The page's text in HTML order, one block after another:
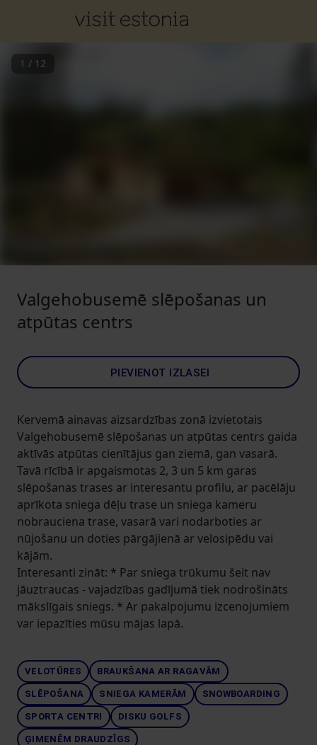
1 / 12
Valgehobusemē slēpošanas un
atpūtas centrs
PIEVIENOT IZLASEI
Kervemā ainavas aizsardzības zonā izvietotais
Valgehobusemē slēpošanas un atpūtas centrs gaida
aktīvās atpūtas cienītājus gan ziemā, gan vasarā.
Tavā rīcībā ir apgaismotas 2, 3 un 5 km garas
slēpošanas trases ar interesantu profilu, ar pacēlāju
aprīkota sniega dēļu trase un sniega kameru
nobrauciena trase, vasarā vari nodarboties ar
nūjošanu un doties pārgājienā ar velosipēdu vai
kājām.
Interesanti zināt: * Par sniega trūkumu šeit nav
jāuztraucas - vajadzības gadījumā tiek nodrošināts
mākslīgais sniegs. * Ar pakalpojumu izcenojumiem
var iepazīties mūsu mājas lapā.
VELOTŪRES BRAUKŠANA AR RAGAVĀM
SLĒPOŠANA SNIEGA KAMERĀM SNOWBOARDING
SPORTA CENTRI DISKU GOLFS
ĢIMENĒM DRAUDZĪGS